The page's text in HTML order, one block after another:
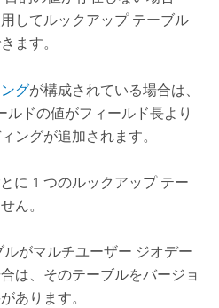
してルックアップ テーブル
ます。
グが構成されている場合は、
ルドの値がフィールド長より
ングが追加されます。
に 1 つのルックアップ テー
ん。
がマルチユーザー ジオデー
は、そのテーブルをバージョ
あります。